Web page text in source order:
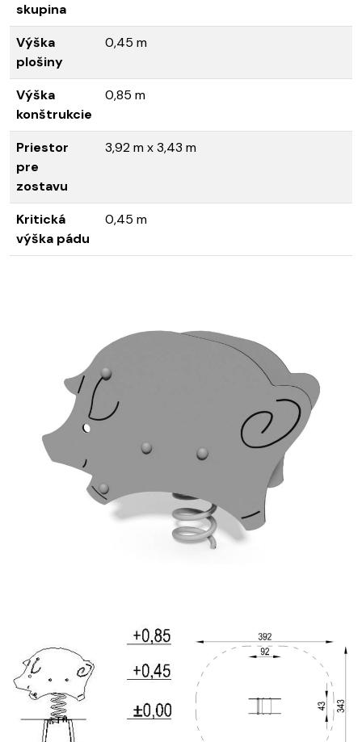
skupina
Výška
plošiny
0,45 m
Výška
konštrukcie
0,85 m
Priestor
pre
zostavu
3,92 m x 3,43 m
Kritická
výška pádu
0,45 m